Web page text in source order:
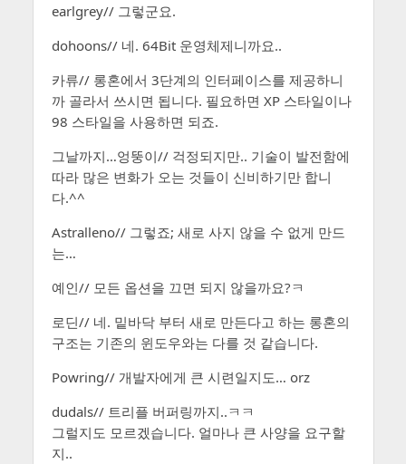
earlgrey// 그렇군요.
dohoons// 네. 64Bit 운영체제니까요..
카류// 롱혼에서 3단계의 인터페이스를 제공하니
까 골라서 쓰시면 됩니다. 필요하면 XP 스타일이나
98 스타일을 사용하면 되죠.
그날까지…엉뚱이// 걱정되지만.. 기술이 발전함에
따라 많은 변화가 오는 것들이 신비하기만 합니
다.^^
Astralleno// 그렇죠; 새로 사지 않을 수 없게 만드
는…
예인// 모든 옵션을 끄면 되지 않을까요?ㅋ
로딘// 네. 밑바닥 부터 새로 만든다고 하는 롱혼의
구조는 기존의 윈도우와는 다를 것 같습니다.
Powring// 개발자에게 큰 시련일지도… orz
dudals// 트리플 버퍼링까지..ㅋㅋ
그럴지도 모르겠습니다. 얼마나 큰 사양을 요구할
지..